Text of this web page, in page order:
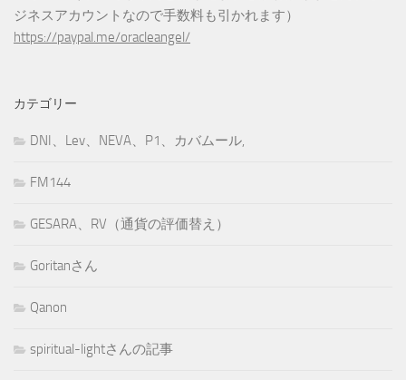
ジネスアカウントなので手数料も引かれます）
https://paypal.me/oracleangel/
カテゴリー
DNI、Lev、NEVA、P1、カバムール,
FM144
GESARA、RV（通貨の評価替え）
Goritanさん
Qanon
spiritual-lightさんの記事